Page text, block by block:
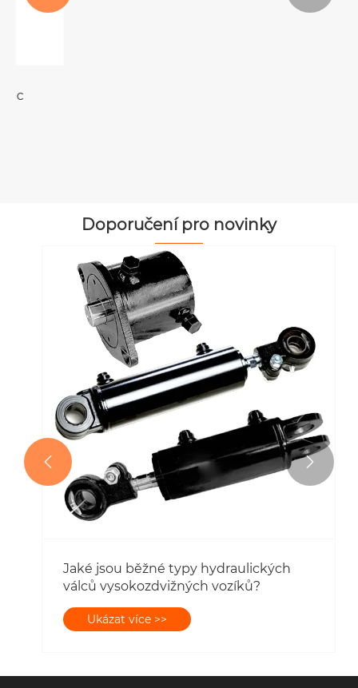
Doporučení pro novinky
Jaké jsou běžné typy hydraulických
válců vysokozdvižných vozíků?
Ukázat více >>
 